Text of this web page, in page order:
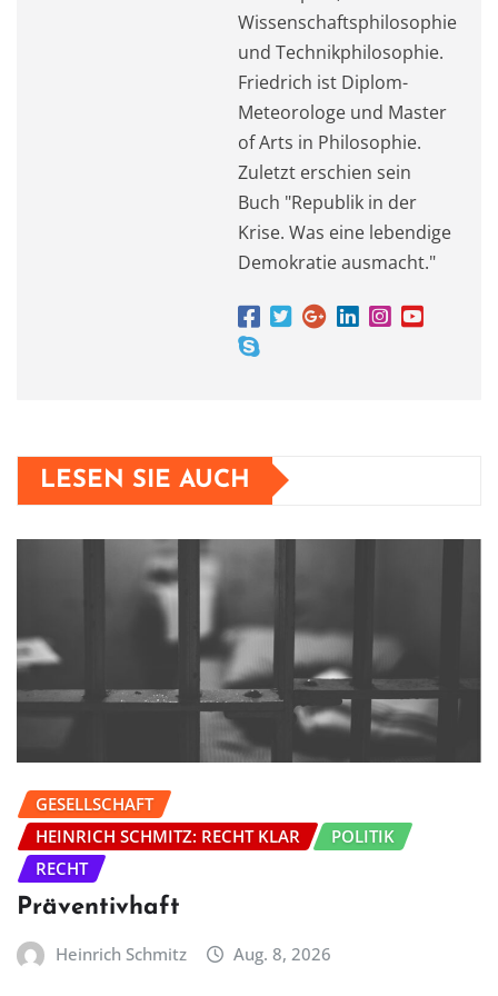
Wissenschaftsphilosophie
und Technikphilosophie.
Friedrich ist Diplom-
Meteorologe und Master
of Arts in Philosophie.
Zuletzt erschien sein
Buch "Republik in der
Krise. Was eine lebendige
Demokratie ausmacht."
LESEN SIE AUCH
GESELLSCHAFT
HEINRICH SCHMITZ: RECHT KLAR
POLITIK
RECHT
Präventivhaft
Heinrich Schmitz Aug. 8, 2026